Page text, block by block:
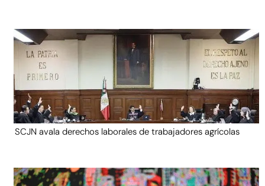
SCJN avala derechos laborales de trabajadores agrícolas